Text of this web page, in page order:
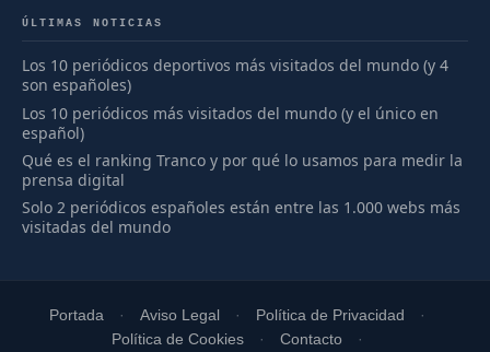
ÚLTIMAS NOTICIAS
Los 10 periódicos deportivos más visitados del mundo (y 4
son españoles)
Los 10 periódicos más visitados del mundo (y el único en
español)
Qué es el ranking Tranco y por qué lo usamos para medir la
prensa digital
Solo 2 periódicos españoles están entre las 1.000 webs más
visitadas del mundo
Portada Aviso Legal
Política de Privacidad
Política de Cookies
Contacto